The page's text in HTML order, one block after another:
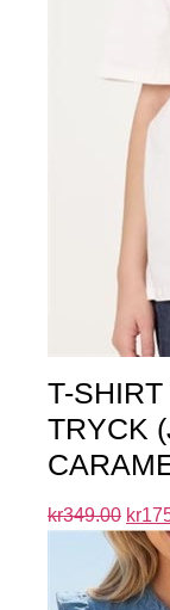
T-SHIRT
TRYCK
kr349.00 kr